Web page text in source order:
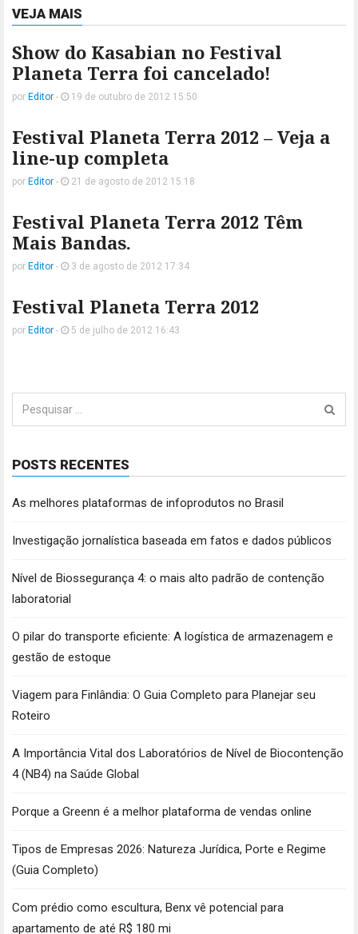
VEJA MAIS
Show do Kasabian no Festival
Planeta Terra foi cancelado!
por Editor - 19 de outubro de 2012 15:50
Festival Planeta Terra 2012 – Veja a
line-up completa
por Editor - 21 de agosto de 2012 15:18
Festival Planeta Terra 2012 Têm
Mais Bandas.
por Editor - 3 de agosto de 2012 17:34
Festival Planeta Terra 2012
por Editor - 5 de julho de 2012 16:43
Pesquisar
por:
POSTS RECENTES
As melhores plataformas de infoprodutos no Brasil
Investigação jornalística baseada em fatos e dados públicos
Nível de Biossegurança 4: o mais alto padrão de contenção
laboratorial
O pilar do transporte eficiente: A logística de armazenagem e
gestão de estoque
Viagem para Finlândia: O Guia Completo para Planejar seu
Roteiro
A Importância Vital dos Laboratórios de Nível de Biocontenção
4 (NB4) na Saúde Global
Porque a Greenn é a melhor plataforma de vendas online
Tipos de Empresas 2026: Natureza Jurídica, Porte e Regime
(Guia Completo)
Com prédio como escultura, Benx vê potencial para
apartamento de até R$ 180 mi